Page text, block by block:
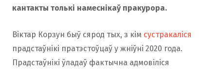
кантакты толькі намеснікаў пракурора.
Віктар Корзун быў сярод тых, з кім сустракаліся
прадстаўнікі пратэстоўцаў у жніўні 2020 года.
Прадстаўнікі ўладаў фактычна адмовіліся